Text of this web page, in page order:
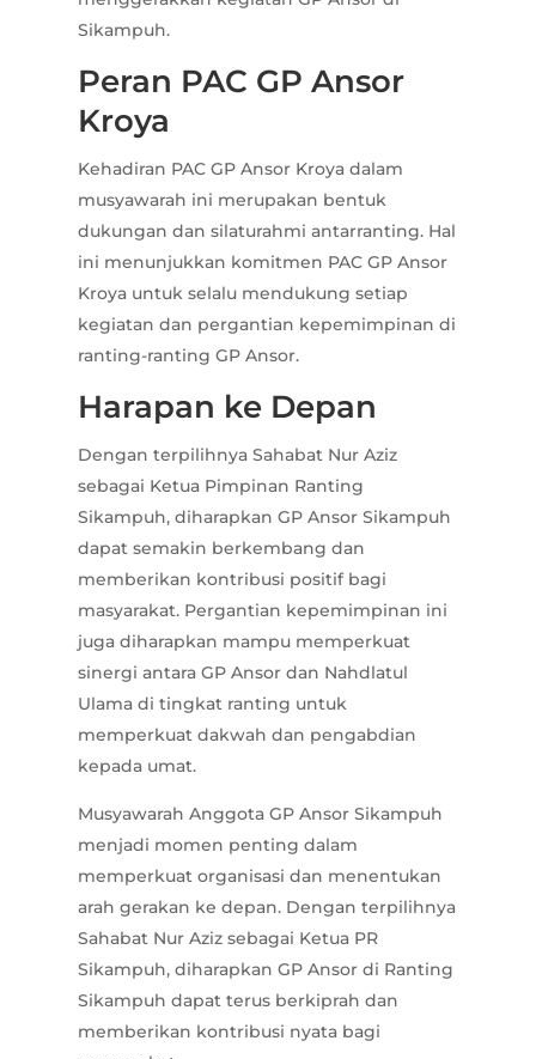
Sikampuh.
Peran PAC GP Ansor
Kroya
Kehadiran PAC GP Ansor Kroya dalam
musyawarah ini merupakan bentuk
dukungan dan silaturahmi antarranting. Hal
ini menunjukkan komitmen PAC GP Ansor
Kroya untuk selalu mendukung setiap
kegiatan dan pergantian kepemimpinan di
ranting-ranting GP Ansor.
Harapan ke Depan
Dengan terpilihnya Sahabat Nur Aziz
sebagai Ketua Pimpinan Ranting
Sikampuh, diharapkan GP Ansor Sikampuh
dapat semakin berkembang dan
memberikan kontribusi positif bagi
masyarakat. Pergantian kepemimpinan ini
juga diharapkan mampu memperkuat
sinergi antara GP Ansor dan Nahdlatul
Ulama di tingkat ranting untuk
memperkuat dakwah dan pengabdian
kepada umat.
Musyawarah Anggota GP Ansor Sikampuh
menjadi momen penting dalam
memperkuat organisasi dan menentukan
arah gerakan ke depan. Dengan terpilihnya
Sahabat Nur Aziz sebagai Ketua PR
Sikampuh, diharapkan GP Ansor di Ranting
Sikampuh dapat terus berkiprah dan
memberikan kontribusi nyata bagi